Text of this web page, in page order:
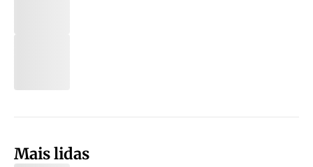
Mais lidas